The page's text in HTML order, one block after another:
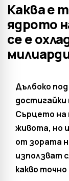
Каква е
ядрото
се е
Дълбоко
Сърцето на
живота, но
от зората
използват
какво